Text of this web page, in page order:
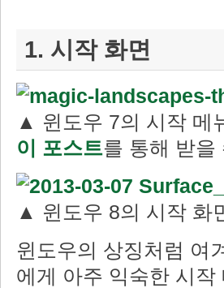
1. 시작 화면
▲ 윈도우 7의 시작 메
이 포스트를 통해 받을
▲ 윈도우 8의 시작 화
윈도우의 상징처럼 여
에게 아주 익숙한 시